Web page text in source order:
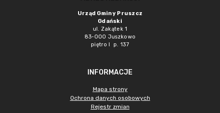
Urząd Gminy Pruszcz
Gdański
ul. Zakątek 1
83-000 Juszkowo
piętro I p. 137
INFORMACJE
Mapa strony
Ochrona danych osobowych
Rejestr zmian